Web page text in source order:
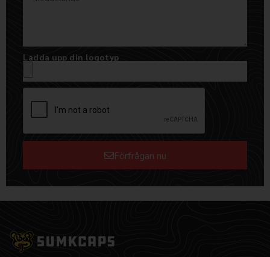
Ladda upp din logotyp
Förfrågan nu